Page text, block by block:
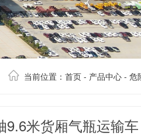
当前位置： 首页 - 产品中心 - 危
9.6米货厢气瓶运输车